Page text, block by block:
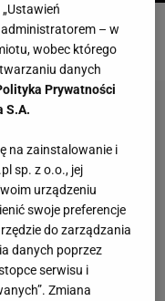
– w
wobec którego
danych
Prywatności
S.A.
na zainstalowanie i
sp. z o.o., jej
urządzeniu
swoje preferencje
do zarządzania
danych poprzez
serwisu i
Zmiana